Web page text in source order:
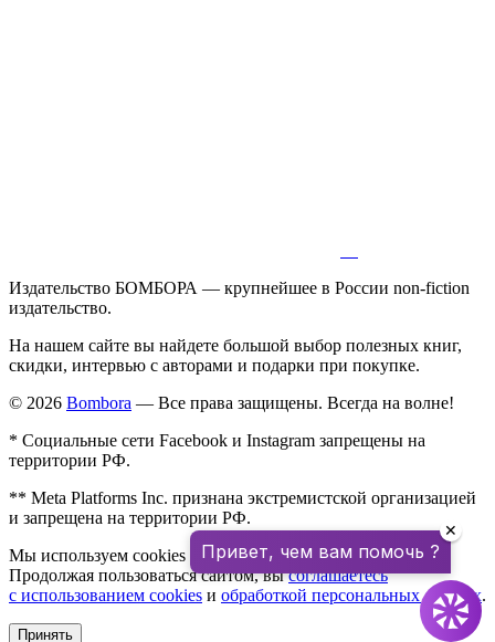
Издательство БОМБОРА — крупнейшее в России non-fiction
издательство.
На нашем сайте вы найдете большой выбор полезных книг,
скидки, интервью с авторами и подарки при покупке.
© 2026 Bombora — Все права защищены. Всегда на волне!
* Социальные сети Facebook и Instagram запрещены на
территории РФ.
** Meta Platforms Inc. признана экстремистской организацией
и запрещена на территории РФ.
Мы используем cookies для улучшения работы сайта.
Продолжая пользоваться сайтом, высоглашаетесь
с использованием cookies и обработкой персональных данных.
Принять
Привет, чем вам помочь ?
✕